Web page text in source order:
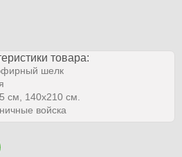
товара:
шелк
см, 140х210 см.
войска